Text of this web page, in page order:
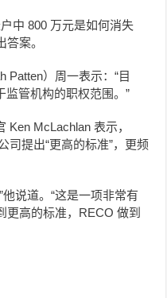
中 800 万元是如何消失
案。
Patten）周一表示：“目
管机构的职权范围。”
Ken McLachlan 表示，
司提出“更高的标准”，更频
说道。“这是一项非常有
更高的标准，RECO 做到